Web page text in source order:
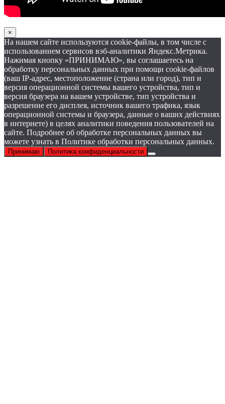
×
На нашем сайте используются cookie-файлы, в том числе с
использованием сервисов вэб-аналитики Яндекс.Метрика.
Нажимая кнопку «ПРИНИМАЮ», вы соглашаетесь на
обработку персональных данных при помощи cookie-файлов
(ваш IP-адрес, местоположение (страна или город), тип и
версия операционной системы вашего устройства, тип и
версия браузера на вашем устройстве, тип устройства и
разрешение его дисплея, источник вашего трафика, язык
операционной системы и браузера, данные о ваших действиях
в интернете) в целях аналитики поведения пользователей на
сайте. Подробнее об обработке персональных данных вы
можете узнать в Политике обработки персональных данных.
Принимаю Политика конфиденциальности